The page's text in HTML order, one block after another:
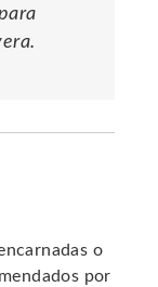
o
por